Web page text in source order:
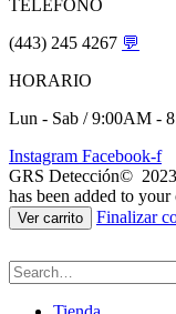
TELÉFONO
(443) 245 4267 💬
HORARIO
Lun - Sab / 9:00AM -
Instagram Facebook-f
GRS Detección©
has been added to your
Ver carrito Finalizar